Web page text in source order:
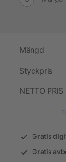
Mängd
Styckpris
NETTO PRIS
Gratis
Gratis